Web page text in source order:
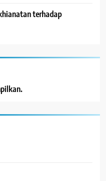
terhadap